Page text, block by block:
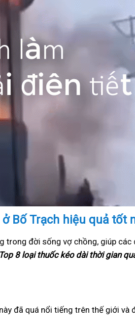
Bố Trạch hiệu quả tốt
đời sống vợ chồng, giúp các
Top 8 loại thuốc kéo dài thời gian
đã quá nổi tiếng trên thế giới và